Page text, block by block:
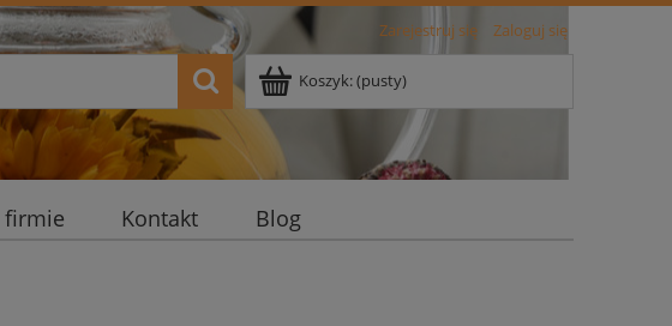
Zarejestruj się Zaloguj się
Koszyk:(pusty)
firmie Kontakt Blog